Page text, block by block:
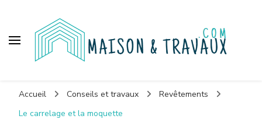
Accueil Conseils et travaux
Revêtements
Le carrelage et la moquette